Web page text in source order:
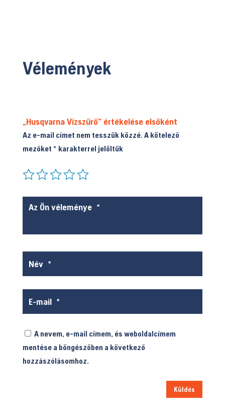
Vélemények
„Husqvarna Vízszűrő” értékelése elsőként
Az e-mail címet nem tesszük közzé. A kötelező
mezőket * karakterrel jelöltük
A nevem, e-mail címem, és weboldalcímem
mentése a böngészőben a következő
hozzászólásomhoz.
Küldés